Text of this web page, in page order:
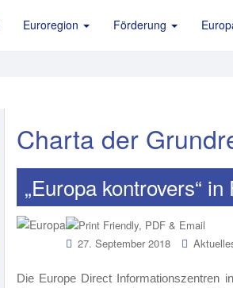
Euroregion Förderung
Charta der
„Europa kontrovers“
27. September 2018
Die Europe Direct Informationszentren